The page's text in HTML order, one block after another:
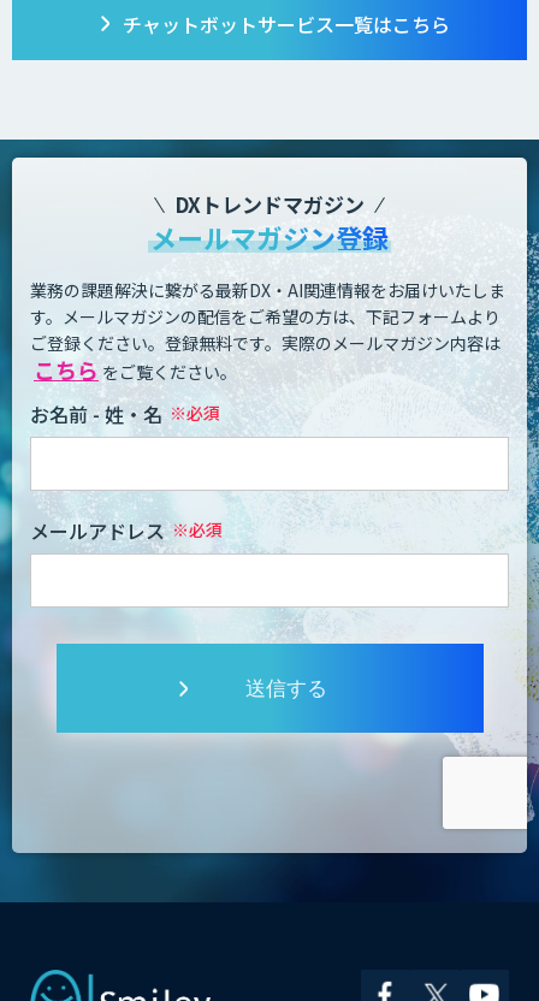
チャットボットサービス一覧はこちら
DXトレンドマガジン
メールマガジン登録
業務の課題解決に繋がる最新DX・AI関連情報をお届けいたしま
す。 メールマガジンの配信をご希望の方は、下記フォームより
ご登録ください。登録無料です。 実際のメールマガジン内容は
こちら をご覧ください。
お名前 - 姓・名
メールアドレス
送信する